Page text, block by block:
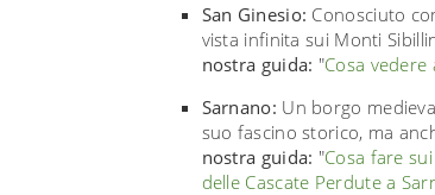
San Ginesio: Conosciuto
vista infinita sui Monti
nostra guida: "Cosa vedere
Sarnano: Un borgo
suo fascino storico, ma
nostra guida: "Cosa fare
delle Cascate Perdute a